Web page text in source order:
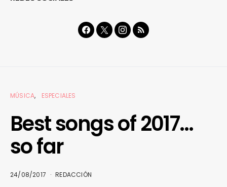
MÚSICA ESPECIALES
Best songs of 2017…
so far
24/08/2017 REDACCIÓN